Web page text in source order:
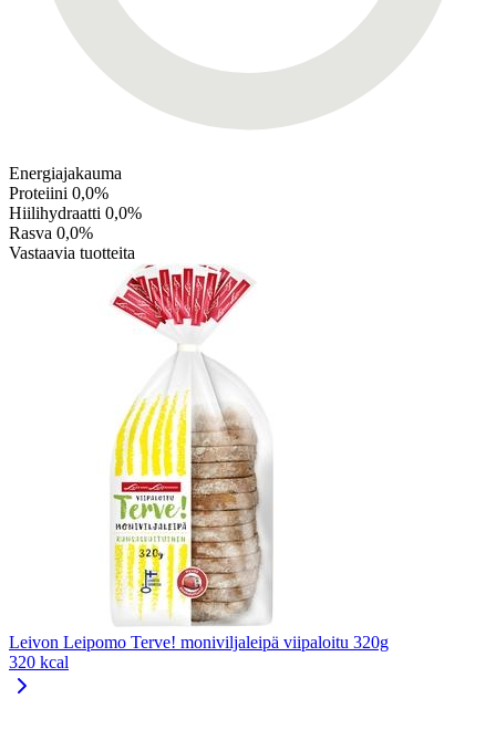
Energiajakauma
Proteiini 0,0%
Hiilihydraatti 0,0%
Rasva 0,0%
Vastaavia tuotteita
Leivon Leipomo Terve! moniviljaleipä viipaloitu 320g
320 kcal